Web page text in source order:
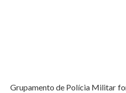
Grupamento de Polícia Militar